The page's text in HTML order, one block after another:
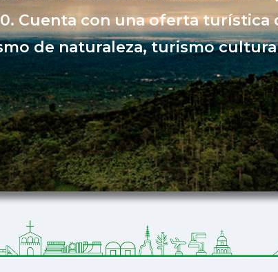
Cuenta con una oferta turística
de naturaleza, turismo